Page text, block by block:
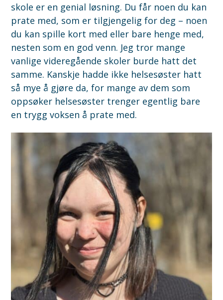
skole er en genial løsning. Du får noen du kan
prate med, som er tilgjengelig for deg – noen
du kan spille kort med eller bare henge med,
nesten som en god venn. Jeg tror mange
vanlige videregående skoler burde hatt det
samme. Kanskje hadde ikke helsesøster hatt
så mye å gjøre da, for mange av dem som
oppsøker helsesøster trenger egentlig bare
en trygg voksen å prate med.